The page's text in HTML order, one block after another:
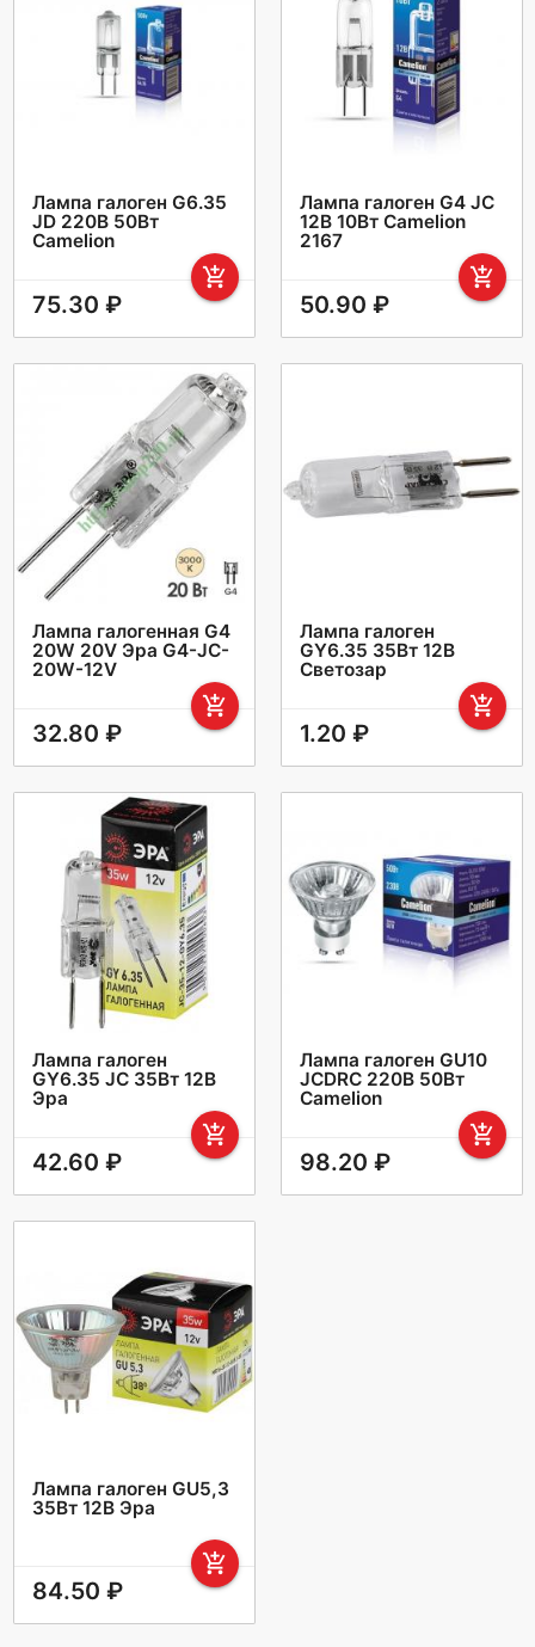
Лампа галоген G6.35
JD 220В 50Вт
Camelion
add_shopping_cart
75.30 ₽
Лампа галоген G4 JC
12В 10Вт Camelion
2167
add_shopping_cart
50.90 ₽
Лампа галогенная G4
20W 20V Эра G4-JC-
20W-12V
add_shopping_cart
32.80 ₽
Лампа галоген
GY6.35 35Вт 12В
Светозар
add_shopping_cart
1.20 ₽
Лампа галоген
GY6.35 JC 35Вт 12В
Эра
add_shopping_cart
42.60 ₽
Лампа галоген GU10
JCDRC 220В 50Вт
Camelion
add_shopping_cart
98.20 ₽
Лампа галоген GU5,3
35Вт 12В Эра
add_shopping_cart
84.50 ₽